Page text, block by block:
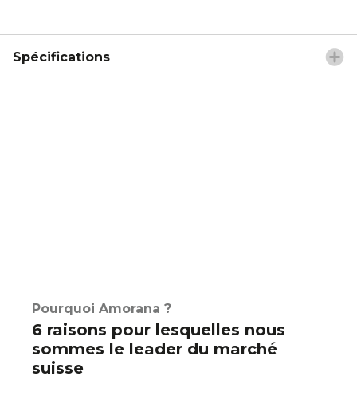
Spécifications
Pourquoi Amorana ?
6 raisons pour lesquelles nous
sommes le leader du marché
suisse